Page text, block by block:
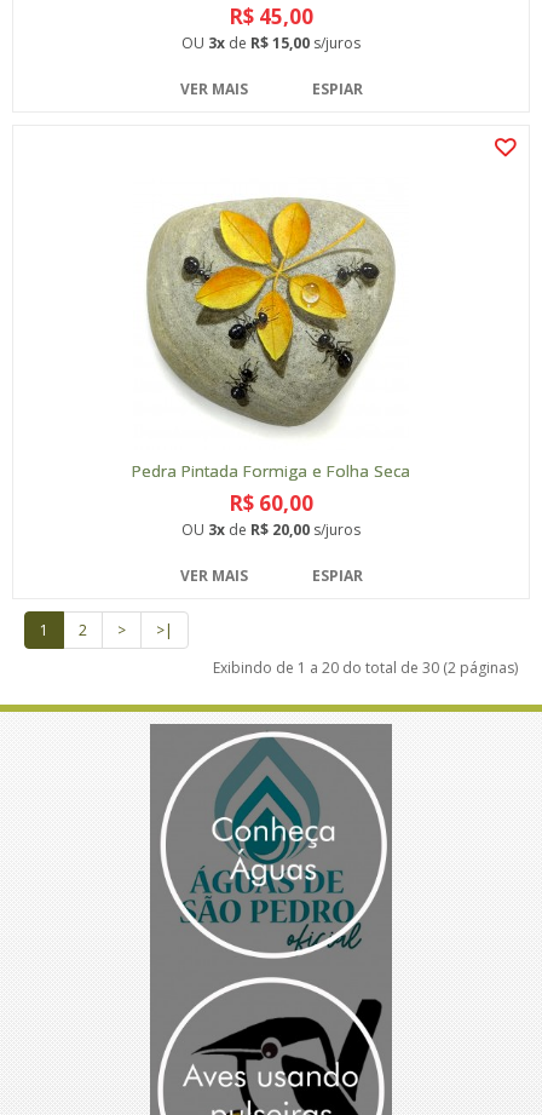
R$ 45,00
OU 3x de R$ 15,00 s/juros
VER MAIS ESPIAR
Pedra Pintada Formiga e Folha Seca
R$ 60,00
OU 3x de R$ 20,00 s/juros
VER MAIS ESPIAR
1 2 >
>|
Exibindo de 1 a 20 do total de 30 (2 páginas)